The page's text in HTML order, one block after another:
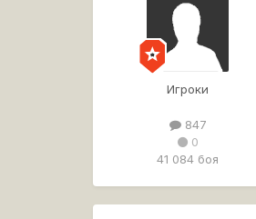
Игроки
847
0
41 084 боя